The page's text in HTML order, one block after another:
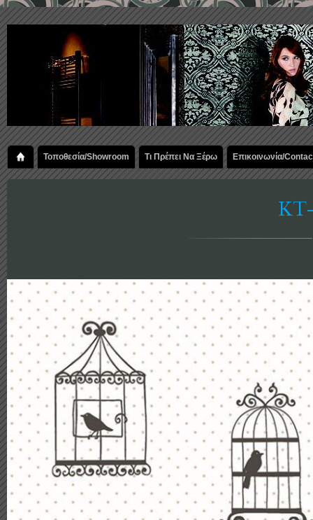
Τοποθεσία/Showroom Τι Πρέπει Να Ξέρω Επικοινωνία/